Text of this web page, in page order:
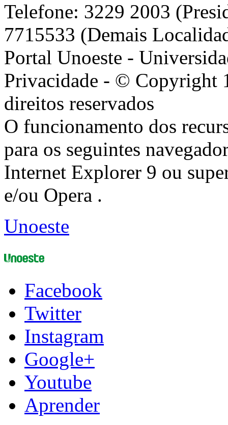
Telefone: 3229 2003
7715533 (Demais
Portal Unoeste -
Privacidade - © Copyright
direitos reservados
O funcionamento dos
para os seguintes
Internet Explorer 9 ou
e/ou Opera .
Unoeste
Facebook
Twitter
Instagram
Google+
Youtube
Aprender